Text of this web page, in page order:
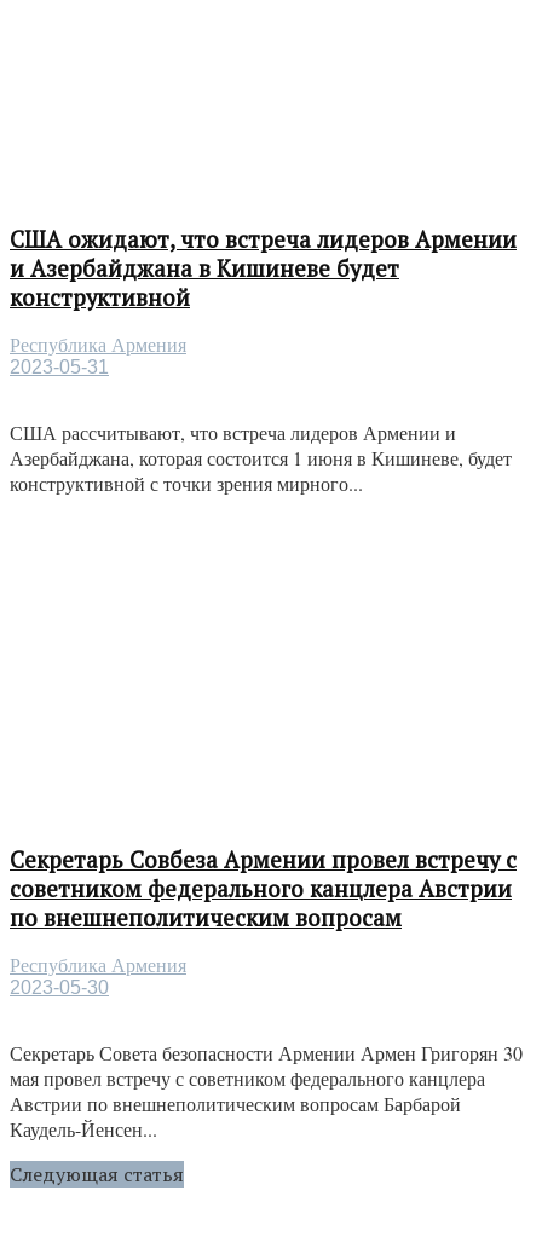
США ожидают, что встреча лидеров Армении
и Азербайджана в Кишиневе будет
конструктивной
Республика Армения
2023-05-31
США рассчитывают, что встреча лидеров Армении и
Азербайджана, которая состоится 1 июня в Кишиневе, будет
конструктивной с точки зрения мирного...
Секретарь Совбеза Армении провел встречу с
советником федерального канцлера Австрии
по внешнеполитическим вопросам
Республика Армения
2023-05-30
Секретарь Совета безопасности Армении Армен Григорян 30
мая провел встречу с советником федерального канцлера
Австрии по внешнеполитическим вопросам Барбарой
Каудель-Йенсен...
Следующая статья